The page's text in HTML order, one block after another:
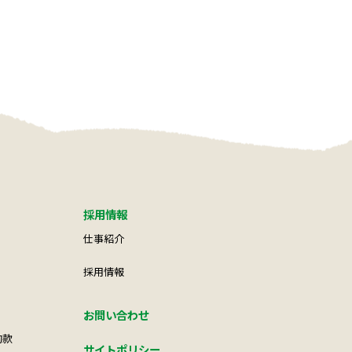
採用情報
仕事紹介
採用情報
お問い合わせ